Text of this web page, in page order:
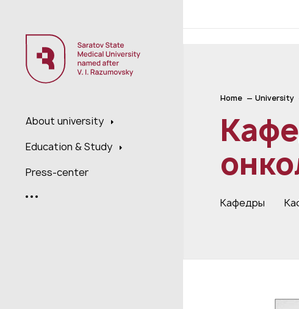
About university
Education & Study
Press-center
Home University
Кафедры